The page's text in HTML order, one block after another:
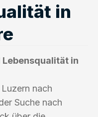
in
in
nach
Suche nach